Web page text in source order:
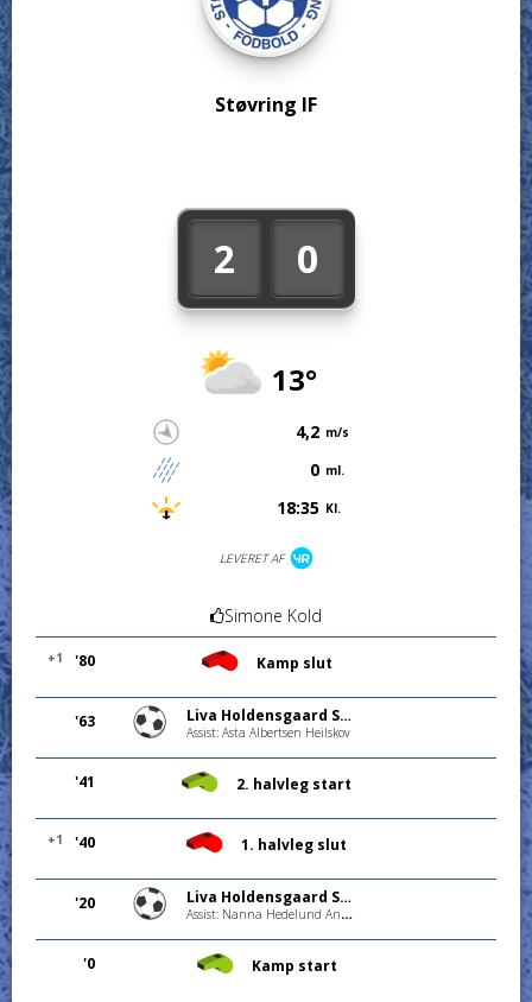
2 0
13°
4,2 m/s
0 ml.
18:35 Kl.
LEVERET AF
Støvring IF
Simone Kold
'80
+1 Kamp slut
'63 Liva Holdensgaard Steffensen
Assist: Asta Albertsen Heilskov
'41 2. halvleg start
'40
+1 1. halvleg slut
'20 Liva Holdensgaard Steffensen
Assist: Nanna Hedelund Andersen
'0 Kamp start